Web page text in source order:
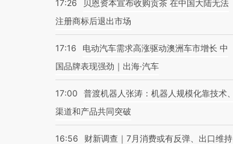
17:26
贝恩资本宣布收购贡茶 在中国大陆无法
注册商标后退出市场
17:16
电动汽车需求高涨驱动澳洲车市增长 中
国品牌表现强劲｜出海·汽车
17:00
普渡机器人张涛：机器人规模化靠技术、
渠道和产品共同突破
16:56
财新调查｜7月消费或有反弹、出口维持